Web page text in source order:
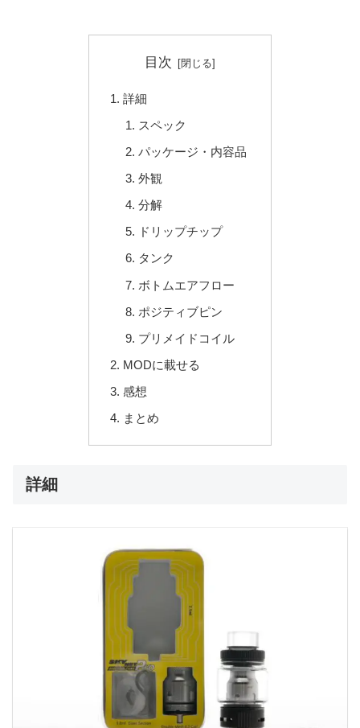
目次
詳細
スペック
パッケージ・内容品
外観
分解
ドリップチップ
タンク
ボトムエアフロー
ポジティブピン
プリメイドコイル
MODに載せる
感想
まとめ
詳細